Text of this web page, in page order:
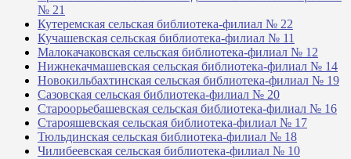
№ 21
Кутеремская сельская библиотека-филиал № 22
Кучашевская сельская библиотека-филиал № 11
Малокачаковская сельская библиотека-филиал № 12
Нижнекачмашевская сельская библиотека-филиал № 14
Новокильбахтинская сельская библиотека-филиал № 19
Сазовская сельская библиотека-филиал № 20
Староорьебашевская сельская библиотека-филиал № 16
Старояшевская сельская библиотека-филиал № 17
Тюльдинская сельская библиотека-филиал № 18
Чилибеевская сельская библиотека-филиал № 10